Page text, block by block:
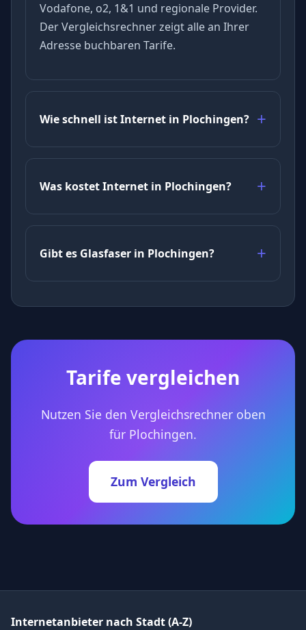
Vodafone, o2, 1&1 und regionale Provider.
Der Vergleichsrechner zeigt alle an Ihrer
Adresse buchbaren Tarife.
Wie schnell ist Internet in Plochingen?
Was kostet Internet in Plochingen?
Gibt es Glasfaser in Plochingen?
Tarife vergleichen
Nutzen Sie den Vergleichsrechner oben
für Plochingen.
Zum Vergleich
Internetanbieter nach Stadt (A-Z)